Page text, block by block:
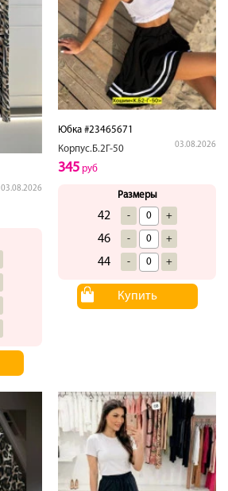
03.08.2026
Юбка #23465671
Корпус.Б.2Г-50
03.08.2026
345 руб
Размеры
42 - +
46 - +
44 - +
Купить